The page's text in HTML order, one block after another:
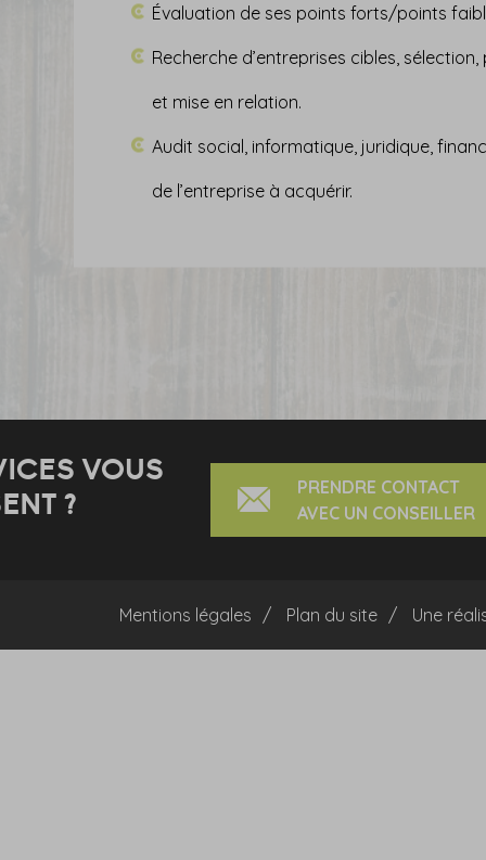
Évaluation de ses points forts/points
Recherche d’entreprises cibles,
et mise en relation.
Audit social, informatique, juridique,
de l’entreprise à acquérir.
Étude des besoins et choix des
Élaboration des états prévisionnels :
budget, plan de trésorerie
Constitution du dossier de financement
06.
Gestion, comptabilité...
VOUS
?
PRENDRE CONTACT
AVEC UN CONSEILLER
Mentions légales Plan du site Une